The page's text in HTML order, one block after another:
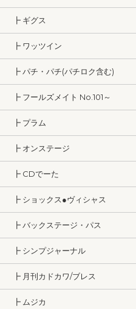
┣ ギグス
┣ ワッツイン
┣ パチ・パチ(パチロク含む)
┣ フールズメイト No.101～
┣ プラム
┣ オンステージ
┣ CDでーた
┣ ショックス●ヴィシャス
┣ バックステージ・パス
┣ シンプジャーナル
┣ 月刊カドカワ/ブレス
┣ ムジカ